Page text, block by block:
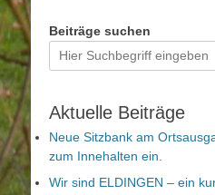
Beiträge suchen
Aktuelle Beiträge
Neue Sitzbank am
zum Innehalten ein.
Wir sind ELDINGEN – ein